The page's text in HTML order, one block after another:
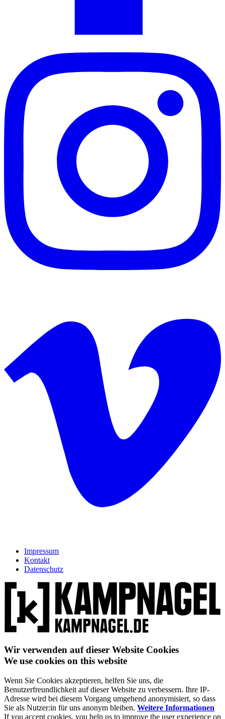
Impressum
Kontakt
Datenschutz
Wir verwenden auf dieser Website Cookies
We use cookies on this website
Wenn Sie Cookies akzeptieren, helfen Sie uns, die
Benutzerfreundlichkeit auf dieser Website zu verbessern. Ihre IP-
Adresse wird bei diesem Vorgang umgehend anonymisiert, so dass
Sie als Nutzer:in für uns anonym bleiben. Weitere Informationen
If you accept cookies, you help us to improve the user experience on